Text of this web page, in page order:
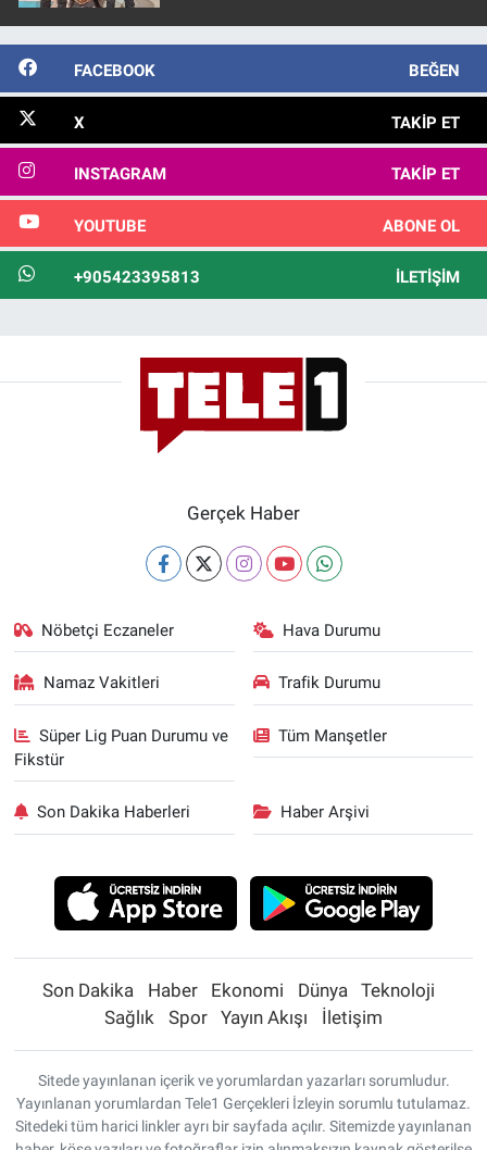
FACEBOOK BEĞEN
X TAKIP ET
INSTAGRAM TAKIP ET
YOUTUBE ABONE OL
+905423395813 İLETIŞIM
Gerçek Haber
Nöbetçi Eczaneler Hava Durumu
Namaz Vakitleri Trafik Durumu
Süper Lig Puan Durumu ve
Fikstür
Tüm Manşetler
Son Dakika Haberleri Haber Arşivi
Son Dakika Haber Ekonomi Dünya
Teknoloji
Sağlık
Spor Yayın Akışı İletişim
Sitede yayınlanan içerik ve yorumlardan yazarları sorumludur.
Yayınlanan yorumlardan Tele1 Gerçekleri İzleyin sorumlu tutulamaz.
Sitedeki tüm harici linkler ayrı bir sayfada açılır. Sitemizde yayınlanan